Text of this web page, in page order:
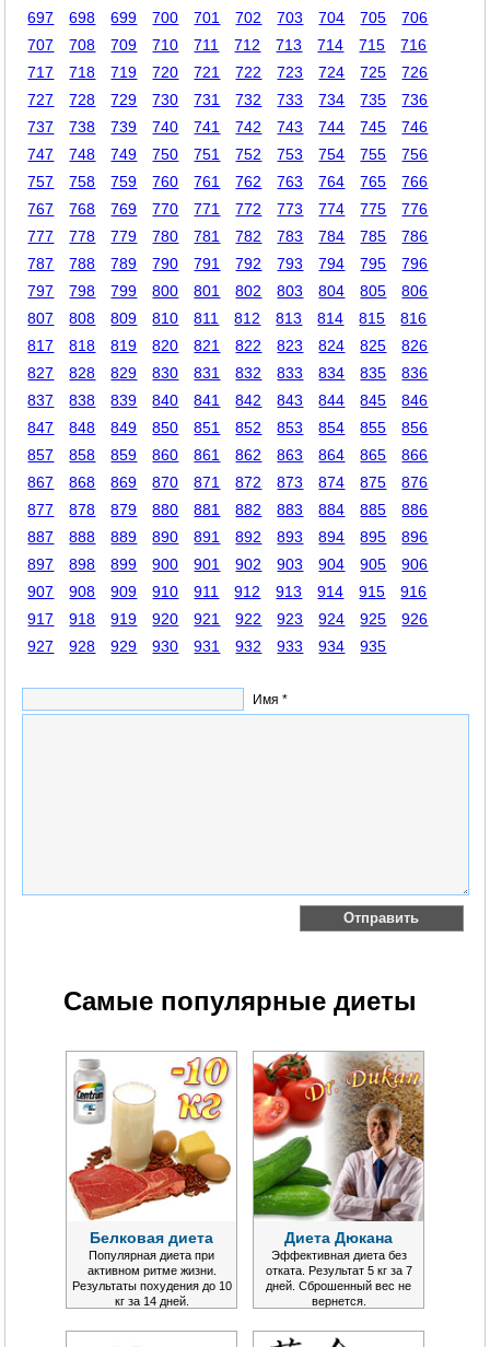
697
698 699 700 701 702 703 704 705
706
707
708 709 710 711 712 713 714 715
716
717
718 719 720 721 722 723 724 725
726
727
728 729 730 731 732 733 734 735
736
737
738 739 740 741 742 743 744 745
746
747
748 749 750 751 752 753 754 755
756
757
758 759 760 761 762 763 764 765
766
767
768 769 770 771 772 773 774 775
776
777
778 779 780 781 782 783 784 785
786
787
788 789 790 791 792 793 794 795
796
797
798 799 800 801 802 803 804 805
806
807
808 809 810 811 812 813 814 815
816
817
818 819 820 821 822 823 824 825
826
827
828 829 830 831 832 833 834 835
836
837
838 839 840 841 842 843 844 845
846
847
848 849 850 851 852 853 854 855
856
857
858 859 860 861 862 863 864 865
866
867
868 869 870 871 872 873 874 875
876
877
878 879 880 881 882 883 884 885
886
887
888 889 890 891 892 893 894 895
896
897
898 899 900 901 902 903 904 905
906
907
908 909 910 911 912 913 914 915
916
917
918 919 920 921 922 923 924 925
926
927
928 929 930 931 932 933 934 935
Имя *
Самые популярные диеты
Белковая диета
Популярная диета при
активном ритме жизни.
Результаты похудения до 10
кг за 14 дней.
Диета Дюкана
Эффективная диета без
отката. Результат 5 кг за 7
дней. Сброшенный вес не
вернется.